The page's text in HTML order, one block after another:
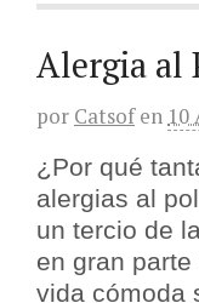
Alergia al
por Catsof en 10
¿Por qué
alergias al
un tercio de
en gran
vida cómoda